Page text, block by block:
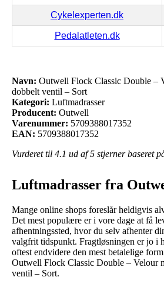
Cykelexperten.dk
Pedalatleten.dk
Navn: Outwell Flock Classic Double –
dobbelt ventil – Sort
Kategori: Luftmadrasser
Producent: Outwell
Varenummer: 5709388017352
EAN: 5709388017352
Vurderet til 4.1 ud af 5 stjerner baseret
Luftmadrasser fra
Mange online shops foreslår heldigvis
Det mest populære er i vore dage at få
afhentningssted, hvor du selv afhenter
valgfrit tidspunkt. Fragtløsningen er jo i
oftest endvidere den mest betalelige
Outwell Flock Classic Double – Velour
ventil – Sort.